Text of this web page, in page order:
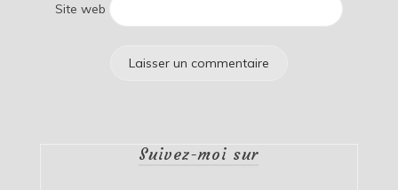
Site web
Suivez-moi sur